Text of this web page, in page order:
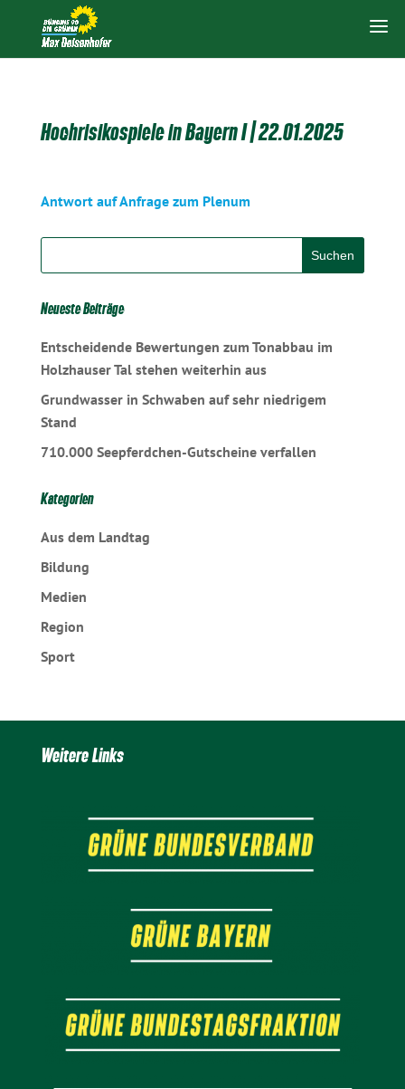
Hochrisikospiele in Bayern I | 22.01.2025
Antwort auf Anfrage zum Plenum
Neueste Beiträge
Entscheidende Bewertungen zum Tonabbau im
Holzhauser Tal stehen weiterhin aus
Grundwasser in Schwaben auf sehr niedrigem
Stand
710.000 Seepferdchen-Gutscheine verfallen
Kategorien
Aus dem Landtag
Bildung
Medien
Region
Sport
Weitere Links